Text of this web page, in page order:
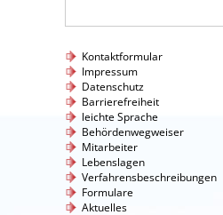
Kontaktformular
Impressum
Datenschutz
Barrierefreiheit
leichte Sprache
Behördenwegweiser
Mitarbeiter
Lebenslagen
Verfahrensbeschreibungen
Formulare
Aktuelles